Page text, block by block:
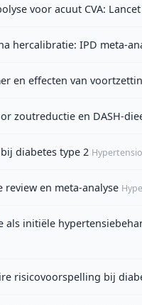
voor acuut CVA: Lancet
hercalibratie: IPD meta-
en effecten van
zoutreductie en DASH-
diabetes type 2
review en meta-analyse
initiële
risicovoorspelling bij